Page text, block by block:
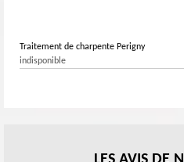
Traitement de charpente Perigny
indisponible